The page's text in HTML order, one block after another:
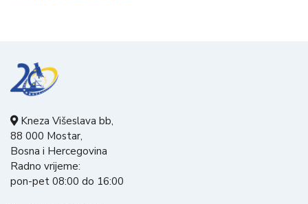
Kneza Višeslava bb,
88 000 Mostar,
Bosna i Hercegovina
Radno vrijeme:
pon-pet 08:00 do 16:00